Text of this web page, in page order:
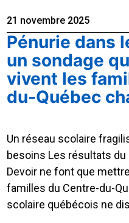
21 novembre 2025
Pénurie dans
un sondage
vivent les
du-Québec
Un réseau scolaire
besoins Les résultats
Devoir ne font que
familles du Centre-du-
scolaire québécois ne